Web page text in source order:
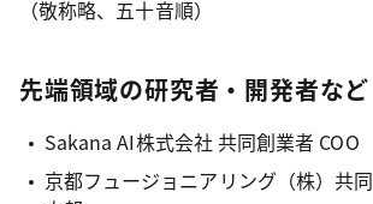
（敬称略、五十音順）
先端領域の研究者・開発者など
Sakana AI株式会社 共同創業者
京都フュージョニアリング（株）共